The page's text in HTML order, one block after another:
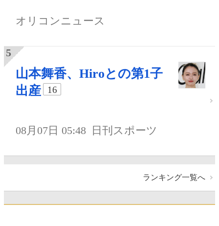
オリコンニュース
山本舞香、Hiroとの第1子
出産
16
08月07日 05:48 日刊スポーツ
ランキング一覧へ